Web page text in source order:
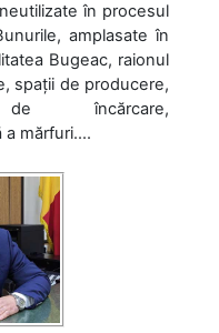
în procesul
amplasate în
Bugeac, raionul
spații de producere,
încărcare,
mărfuri....